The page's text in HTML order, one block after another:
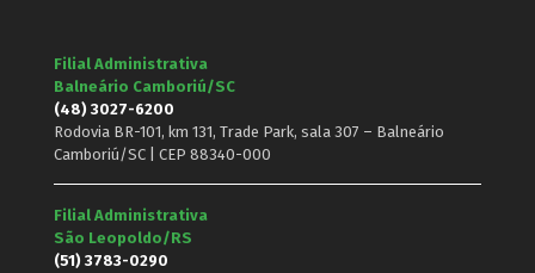
Filial Administrativa
Balneário Camboriú/SC
(48) 3027-6200
Rodovia BR-101, km 131, Trade Park, sala 307 – Balneário
Camboriú/SC | CEP 88340-000
Filial Administrativa
São Leopoldo/RS
(51) 3783-0290